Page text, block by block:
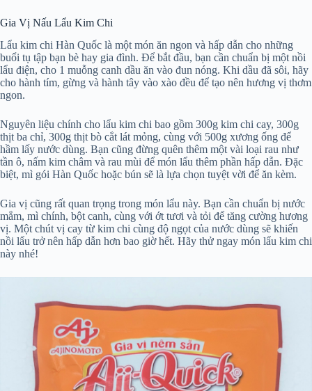
Gia Vị Nấu Lẩu Kim Chi
Lẩu kim chi Hàn Quốc là một món ăn ngon và hấp dẫn cho những
buổi tụ tập bạn bè hay gia đình. Để bắt đầu, bạn cần chuẩn bị một nồi
lẩu điện, cho 1 muỗng canh dầu ăn vào đun nóng. Khi dầu đã sôi, hãy
cho hành tím, gừng và hành tây vào xào đều để tạo nên hương vị thơm
ngon.
Nguyên liệu chính cho lẩu kim chi bao gồm 300g kim chi cay, 300g
thịt ba chỉ, 300g thịt bò cắt lát mỏng, cùng với 500g xương ống để
hầm lấy nước dùng. Bạn cũng đừng quên thêm một vài loại rau như
tần ô, nấm kim châm và rau mùi để món lẩu thêm phần hấp dẫn. Đặc
biệt, mì gói Hàn Quốc hoặc bún sẽ là lựa chọn tuyệt vời để ăn kèm.
Gia vị cũng rất quan trọng trong món lẩu này. Bạn cần chuẩn bị nước
mắm, mì chính, bột canh, cùng với ớt tươi và tỏi để tăng cường hương
vị. Một chút vị cay từ kim chi cùng độ ngọt của nước dùng sẽ khiến
nồi lẩu trở nên hấp dẫn hơn bao giờ hết. Hãy thử ngay món lẩu kim chi
này nhé!